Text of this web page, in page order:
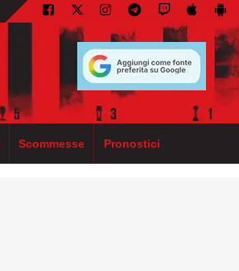
Scommesse Pronostici